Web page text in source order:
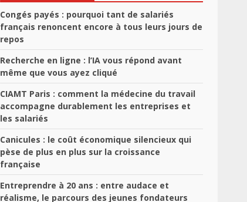
Congés payés : pourquoi tant de salariés
français renoncent encore à tous leurs jours de
repos
Recherche en ligne : l’IA vous répond avant
même que vous ayez cliqué
CIAMT Paris : comment la médecine du travail
accompagne durablement les entreprises et
les salariés
Canicules : le coût économique silencieux qui
pèse de plus en plus sur la croissance
française
Entreprendre à 20 ans : entre audace et
réalisme, le parcours des jeunes fondateurs